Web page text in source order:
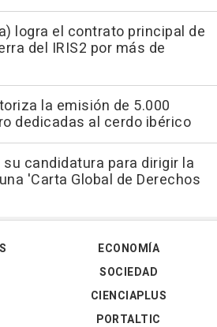
logra el contrato principal de
del IRIS2 por más de
la emisión de 5.000
dedicadas al cerdo ibérico
candidatura para dirigir la
'Carta Global de Derechos
ECONOMÍA
SOCIEDAD
CIENCIAPLUS
PORTALTIC